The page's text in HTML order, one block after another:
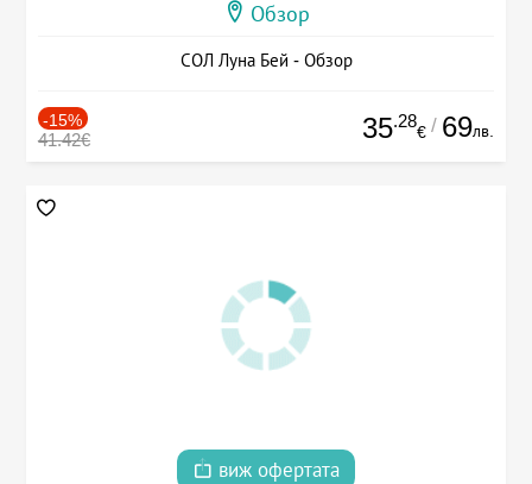
Обзор
СОЛ Луна Бей - Обзор
-15%
41.42€ 35.28
€ / 69лв.
виж офертата